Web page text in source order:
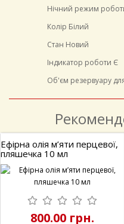
Нічний режим
Колір Білий
Стан Новий
Індикатор роботи Є
Об'єм резервуару
Ефірна